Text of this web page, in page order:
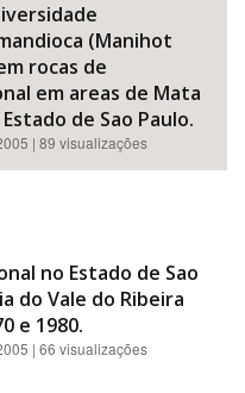
(Manihot
rocas de
em areas de Mata
de Sao Paulo.
| 89 visualizações
no Estado de Sao
do Vale do Ribeira
e 1980.
| 66 visualizações